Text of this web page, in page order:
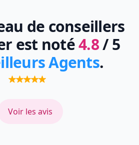
de conseillers
est noté4.8/ 5
Agents.
Voir les avis